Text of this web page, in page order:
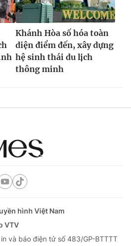
Khánh Hòa số hóa toàn
diện điểm đến, xây dựng
hệ sinh thái du lịch
thông minh
hình Việt Nam
VTV
và báo điện tử số 483/GP-BTTTT